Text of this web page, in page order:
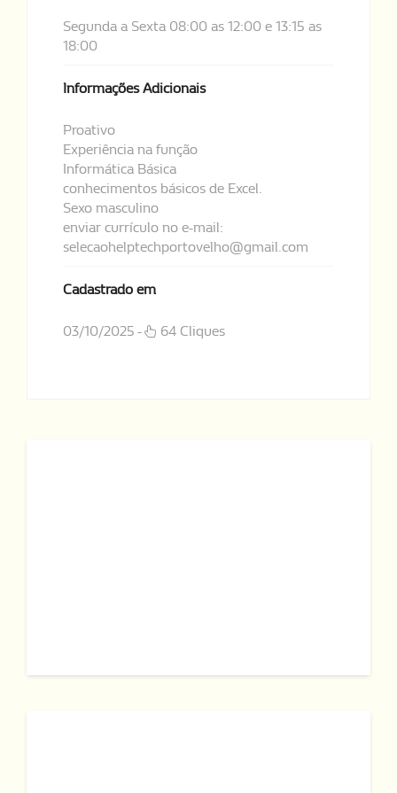
Segunda a Sexta 08:00 as 12:00 e 13:15 as
18:00
Informações Adicionais
Proativo
Experiência na função
Informática Básica
conhecimentos básicos de Excel.
Sexo masculino
enviar currículo no e-mail:
selecaohelptechportovelho@gmail.com
Cadastrado em
03/10/2025 - 64 Cliques